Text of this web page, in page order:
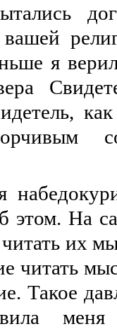
я
как
этом. На
их
читать
Такое